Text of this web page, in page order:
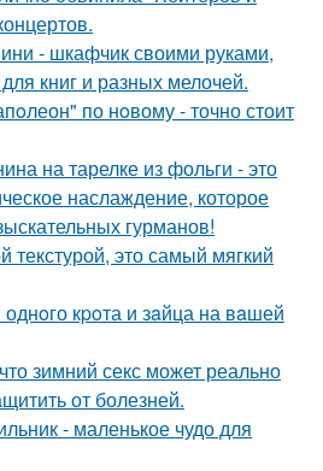
- шкафчик своими руками,
книг и разных мелочей.
по нoвому - точно стоит
на тарелке из фольги - это
наслаждение, которое
гурманов!
текстурой, это самый мягкий
кpoта и зaйца на вaшей
зимний секс может реально
от болезней.
- маленькое чудо для